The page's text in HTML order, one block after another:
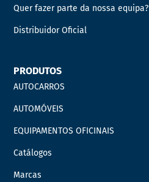
Quer fazer parte da nossa equipa?
Distribuidor Oficial
PRODUTOS
AUTOCARROS
AUTOMÓVEIS
EQUIPAMENTOS OFICINAIS
Catálogos
Marcas